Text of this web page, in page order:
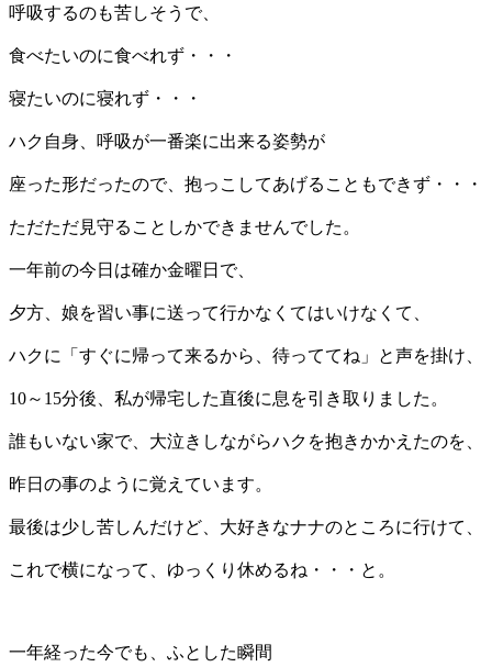
呼吸するのも苦しそうで、
食べたいのに食べれず・・・
寝たいのに寝れず・・・
ハク自身、呼吸が一番楽に出来る姿勢が
座った形だったので、抱っこしてあげることもできず・・・
ただただ見守ることしかできませんでした。
一年前の今日は確か金曜日で、
夕方、娘を習い事に送って行かなくてはいけなくて、
ハクに「すぐに帰って来るから、待っててね」と声を掛け、
10～15分後、私が帰宅した直後に息を引き取りました。
誰もいない家で、大泣きしながらハクを抱きかかえたのを、
昨日の事のように覚えています。
最後は少し苦しんだけど、大好きなナナのところに行けて、
これで横になって、ゆっくり休めるね・・・と。
一年経った今でも、ふとした瞬間